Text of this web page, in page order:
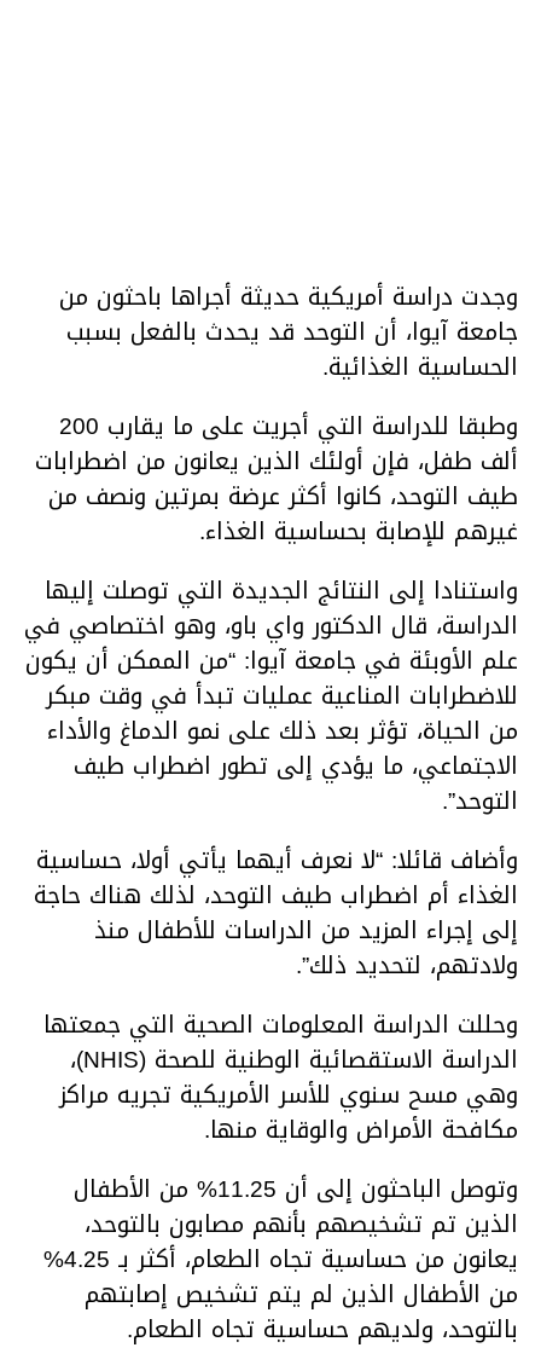
وجدت دراسة أمريكية حديثة أجراها باحثون من
جامعة آيوا، أن التوحد قد يحدث بالفعل بسبب
الحساسية الغذائية.
وطبقا للدراسة التي أجريت على ما يقارب 200
ألف طفل، فإن أولئك الذين يعانون من اضطرابات
طيف التوحد، كانوا أكثر عرضة بمرتين ونصف من
غيرهم للإصابة بحساسية الغذاء.
واستنادا إلى النتائج الجديدة التي توصلت إليها
الدراسة، قال الدكتور واي باو، وهو اختصاصي في
علم الأوبئة في جامعة آيوا: “من الممكن أن يكون
للاضطرابات المناعية عمليات تبدأ في وقت مبكر
من الحياة، تؤثر بعد ذلك على نمو الدماغ والأداء
الاجتماعي، ما يؤدي إلى تطور اضطراب طيف
التوحد”.
وأضاف قائلا: “لا نعرف أيهما يأتي أولا، حساسية
الغذاء أم اضطراب طيف التوحد، لذلك هناك حاجة
إلى إجراء المزيد من الدراسات للأطفال منذ
ولادتهم، لتحديد ذلك”.
وحللت الدراسة المعلومات الصحية التي جمعتها
الدراسة الاستقصائية الوطنية للصحة (NHIS)،
وهي مسح سنوي للأسر الأمريكية تجريه مراكز
مكافحة الأمراض والوقاية منها.
وتوصل الباحثون إلى أن 11.25% من الأطفال
الذين تم تشخيصهم بأنهم مصابون بالتوحد،
يعانون من حساسية تجاه الطعام، أكثر بـ 4.25%
من الأطفال الذين لم يتم تشخيص إصابتهم
بالتوحد، ولديهم حساسية تجاه الطعام.